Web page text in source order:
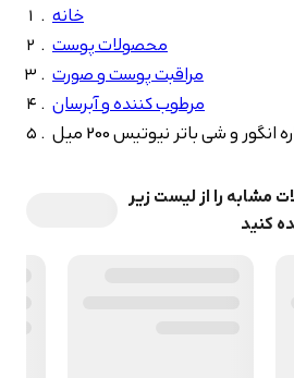
خانه
محصولات پوست
مراقبت پوست و صورت
مرطوب کننده و آبرسان
و شی باتر نیوتیس 200 میل
مشابه را از لیست زیر
کنید